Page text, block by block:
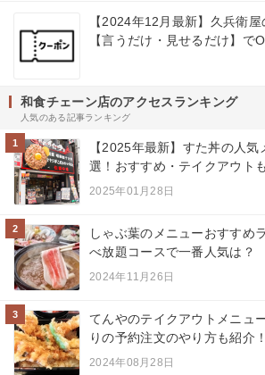
【2024年12月最新】久兵衛屋
【言うだけ・見せるだけ】で
和食チェーン店のアクセスランキング
人気のある記事ランキング
1
【2025年最新】すた丼の人
選！おすすめ・テイクアウト
2025年01月28日
2
しゃぶ葉のメニューおすすめ
べ放題コースで一番人気は？
2024年11月26日
3
てんやのテイクアウトメニュ
りの予約注文のやり方も紹介！
2024年08月28日